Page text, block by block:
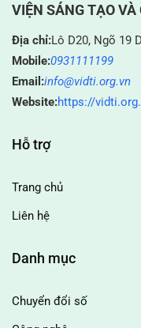
VIỆN SÁNG TẠO VÀ
Địa chỉ:Lô D20, Ngõ 19
Mobile:0931111199
Email:info@vidti.org.vn
Website:https://
Hỗ trợ
Trang chủ
Liên hệ
Danh mục
Chuyển đổi số